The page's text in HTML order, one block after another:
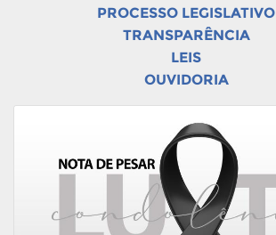
PROCESSO LEGISLATIVO
TRANSPARÊNCIA
LEIS
OUVIDORIA